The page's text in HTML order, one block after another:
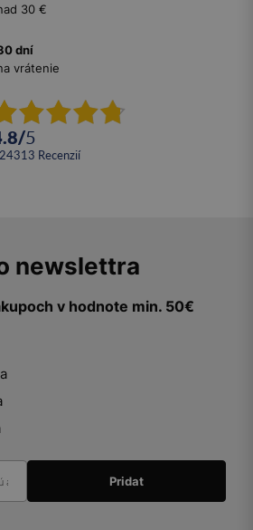
30 €
dní
vrátenie
/5
recenzií
newslettra
v hodnote min. 50€